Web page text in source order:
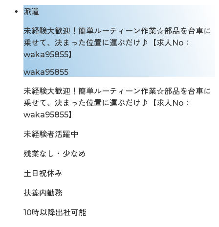
派遣
未経験大歓迎！簡単ルーティーン作業☆部品を台車に
乗せて、決まった位置に運ぶだけ♪【求人No：
waka95855】
waka95855
未経験大歓迎！簡単ルーティーン作業☆部品を台車に
乗せて、決まった位置に運ぶだけ♪【求人No：
waka95855】
未経験者活躍中
残業なし・少なめ
土日祝休み
扶養内勤務
10時以降出社可能